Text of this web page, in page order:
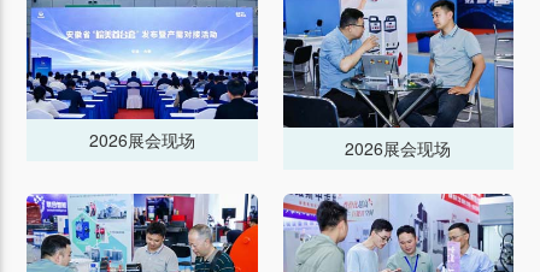
2026展会现场 2026展会现场